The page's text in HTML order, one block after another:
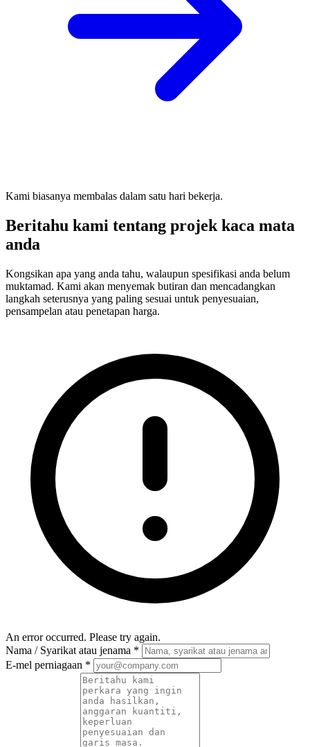
Kami biasanya membalas dalam satu hari bekerja.
Beritahu kami tentang projek kaca mata
anda
Kongsikan apa yang anda tahu, walaupun spesifikasi anda belum
muktamad. Kami akan menyemak butiran dan mencadangkan
langkah seterusnya yang paling sesuai untuk penyesuaian,
pensampelan atau penetapan harga.
An error occurred. Please try again.
Nama / Syarikat atau jenama *
E-mel perniagaan *